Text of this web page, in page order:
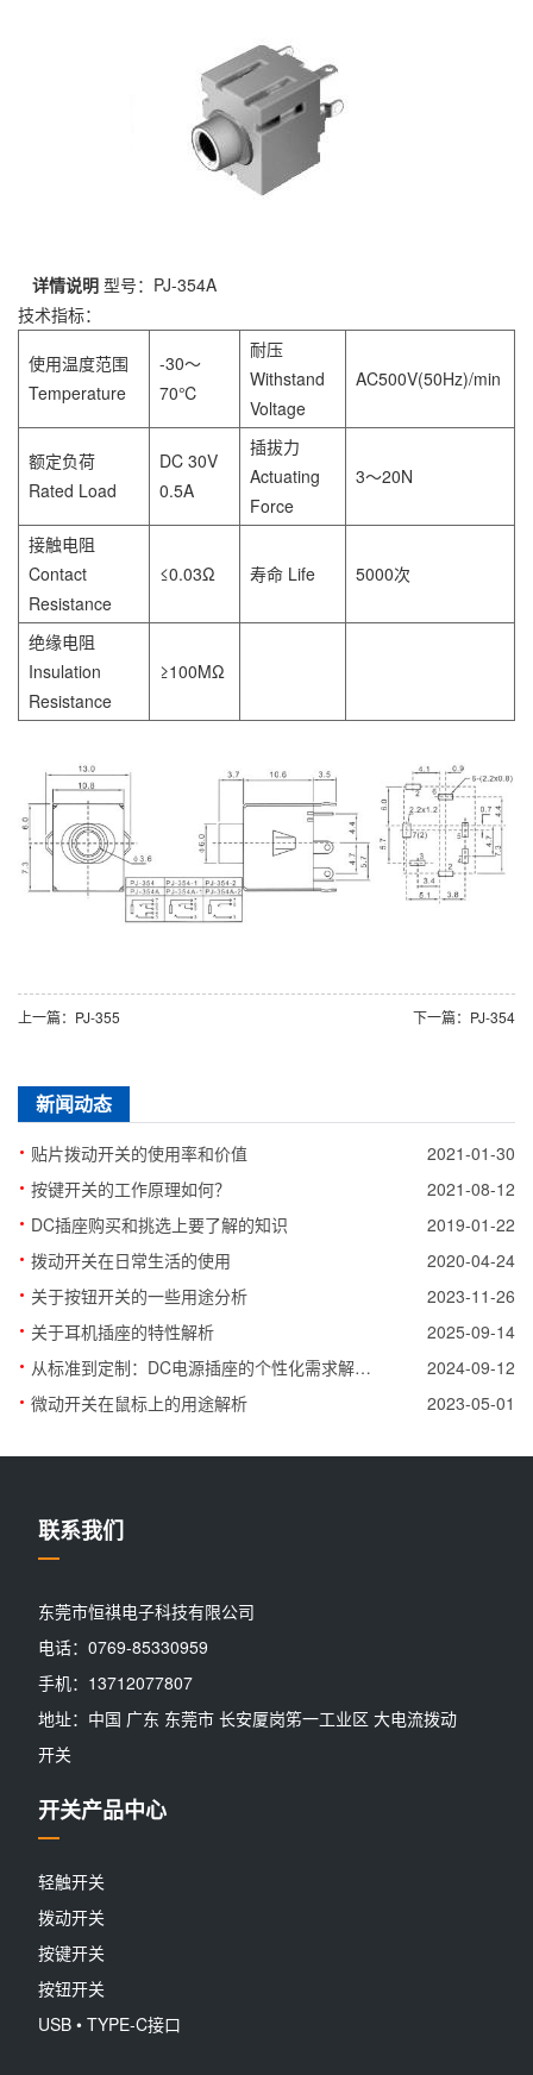
详情说明 型号：PJ-354A
技术指标：
使用温度范围
Temperature
-30～
70℃
耐压
Withstand
Voltage
AC500V(50Hz)/min
额定负荷
Rated Load
DC 30V
0.5A
插拔力
Actuating
Force
3～20N
接触电阻
Contact
Resistance
≤0.03Ω 寿命 Life 5000次
绝缘电阻
Insulation
Resistance
≥100MΩ
上一篇：PJ-355 下一篇：PJ-354
新闻动态
· 贴片拨动开关的使用率和价值 2021-01-30
· 按键开关的工作原理如何？ 2021-08-12
· DC插座购买和挑选上要了解的知识 2019-01-22
· 拨动开关在日常生活的使用 2020-04-24
· 关于按钮开关的一些用途分析 2023-11-26
· 关于耳机插座的特性解析 2025-09-14
· 从标准到定制：DC电源插座的个性化需求解决方案 2024-09-12
· 微动开关在鼠标上的用途解析 2023-05-01
联系我们
东莞市恒祺电子科技有限公司
电话：0769-85330959
手机：13712077807
地址：中国 广东 东莞市 长安厦岗笫一工业区 大电流拨动
开关
开关产品中心
轻触开关
拨动开关
按键开关
按钮开关
USB • TYPE-C接口